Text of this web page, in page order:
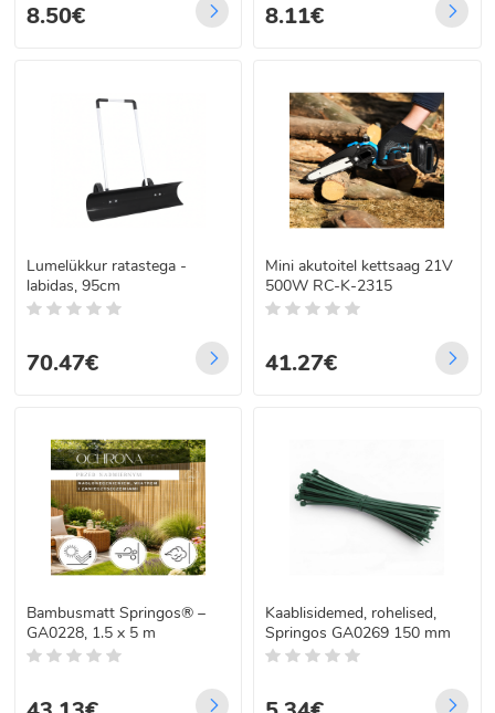
8.50€ 8.11€
Lumelükkur ratastega -
labidas, 95cm
70.47€
Mini akutoitel kettsaag 21V
500W RC-K-2315
41.27€
Bambusmatt Springos® –
GA0228, 1.5 x 5 m
Kaablisidemed, rohelised,
Springos GA0269 150 mm